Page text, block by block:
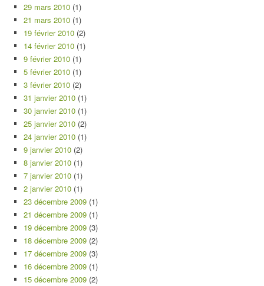
29 mars 2010 (1)
21 mars 2010 (1)
19 février 2010 (2)
14 février 2010 (1)
9 février 2010 (1)
5 février 2010 (1)
3 février 2010 (2)
31 janvier 2010 (1)
30 janvier 2010 (1)
25 janvier 2010 (2)
24 janvier 2010 (1)
9 janvier 2010 (2)
8 janvier 2010 (1)
7 janvier 2010 (1)
2 janvier 2010 (1)
23 décembre 2009 (1)
21 décembre 2009 (1)
19 décembre 2009 (3)
18 décembre 2009 (2)
17 décembre 2009 (3)
16 décembre 2009 (1)
15 décembre 2009 (2)